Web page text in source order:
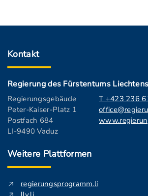
Kontakt
Regierung des Fürstentums
Regierungsgebäude
Peter-Kaiser-Platz 1
Postfach 684
LI-9490 Vaduz
T +423 236
Weitere Plattformen
regierungsprogramm.li